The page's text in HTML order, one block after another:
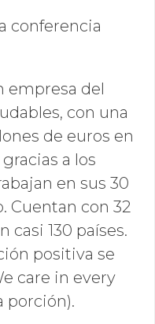
conferencia
empresa del
con una
de euros en
a los
en sus 30
Cuentan con 32
casi 130 países.
positiva se
care in every
porción).